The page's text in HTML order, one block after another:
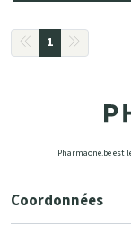
1
Pharmaone.be est
Coordonnées